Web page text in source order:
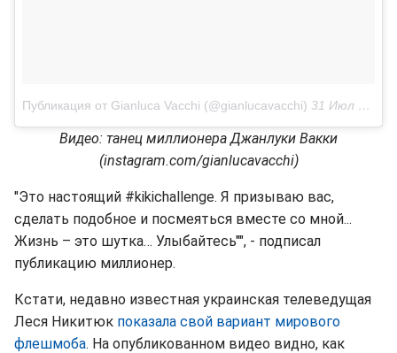
Публикация от Gianluca Vacchi (@gianlucavacchi) 31 Июл 2018 в 7:32 PDT
Видео: танец миллионера Джанлуки Вакки
(instagram.com/gianlucavacchi)
"Это настоящий #kikichallenge. Я призываю вас,
сделать подобное и посмеяться вместе со мной...
Жизнь – это шутка… Улыбайтесь"", - подписал
публикацию миллионер.
Кстати, недавно известная украинская телеведущая
Леся Никитюк показала свой вариант мирового
флешмоба. На опубликованном видео видно, как